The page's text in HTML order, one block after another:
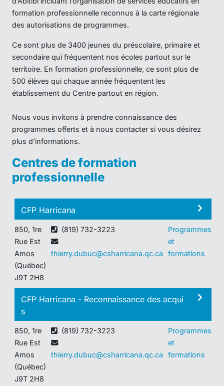
formation professionnelle reconnus à la carte régionale
des autorisations de programmes.
Ce sont plus de 3400 jeunes du préscolaire, primaire et
secondaire qui fréquentent nos écoles partout sur le
territoire. En formation professionnelle, ce sont plus de
500 élèves qui chaque année fréquentent les
établissement du Centre partout en région.
Nous vous invitons à prendre connaissance des
programmes offerts et à nous contacter si vous désirez
plus d’informations.
Centres de formation
professionnelle
CFP Harricana
850, 1re
Rue Est
Amos
(Québec)
J9T 2H8
(819) 732-3223
thierry.dubuc@csharricana.qc.ca
Programmes
et
formations
CFP Harricana - Reconnaissance des acqui
s
850, 1re
Rue Est
Amos
(Québec)
J9T 2H8
(819) 732-3223
thierry.dubuc@csharricana.qc.ca
Programmes
et
formations